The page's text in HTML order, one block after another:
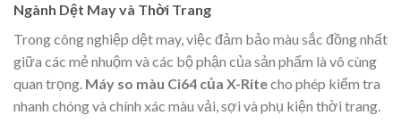
Ngành Dệt May và Thời Trang
Trong công nghiệp dệt may, việc đảm bảo màu sắc đồng nhất
giữa các mẻ nhuộm và các bộ phận của sản phẩm là vô cùng
quan trọng. Máy so màu Ci64 của X-Ritecho phép kiểm tra
nhanh chóng và chính xác màu vải, sợi và phụ kiện thời trang.